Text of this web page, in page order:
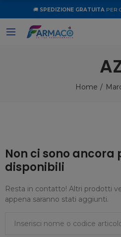
🚚 SPEDIZIONE GRATUITAPER
Home
Non ci sono ancora
disponibili
Resta in contatto! Altri prodotti
appena saranno stati aggiunti.